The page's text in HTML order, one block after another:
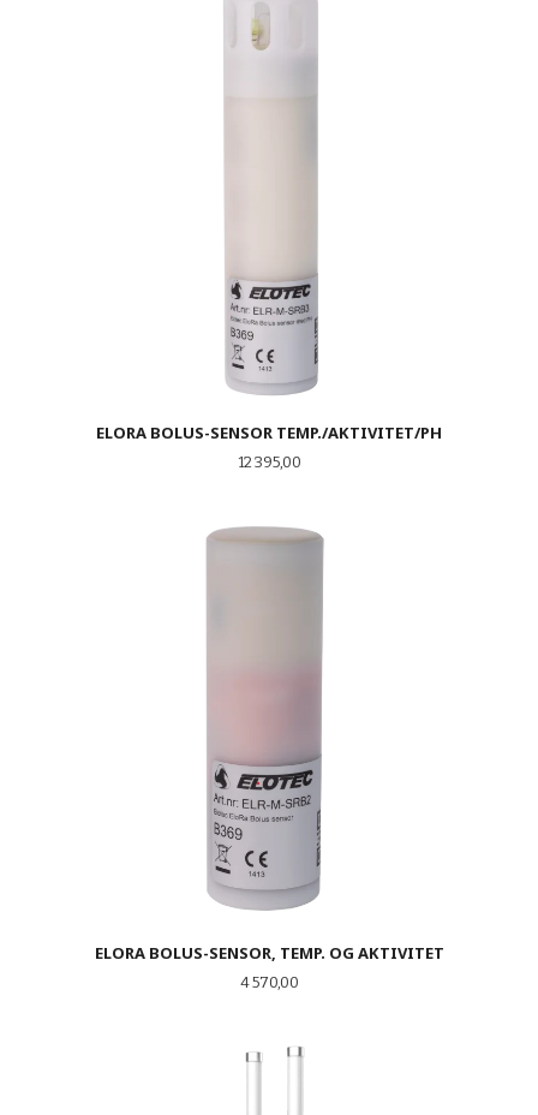
ELORA BOLUS-SENSOR TEMP./AKTIVITET/PH
Pris
12 395,00
ELORA BOLUS-SENSOR, TEMP. OG AKTIVITET
Pris
4 570,00